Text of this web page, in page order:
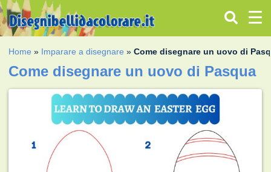
Home » Imparare a disegnare »Come disegnare un uovo di
Come disegnare un uovo di Pasqua